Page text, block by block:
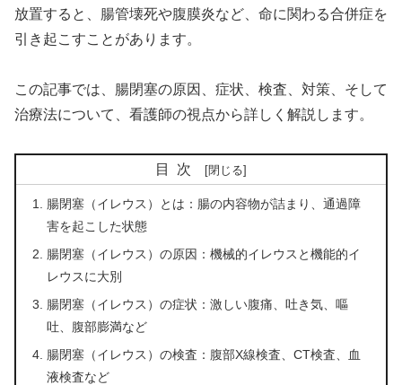
放置すると、腸管壊死や腹膜炎など、命に関わる合併症を
引き起こすことがあります。
この記事では、腸閉塞の原因、症状、検査、対策、そして
治療法について、看護師の視点から詳しく解説します。
目次
腸閉塞（イレウス）とは：腸の内容物が詰まり、通過障
害を起こした状態
腸閉塞（イレウス）の原因：機械的イレウスと機能的イ
レウスに大別
腸閉塞（イレウス）の症状：激しい腹痛、吐き気、嘔
吐、腹部膨満など
腸閉塞（イレウス）の検査：腹部X線検査、CT検査、血
液検査など